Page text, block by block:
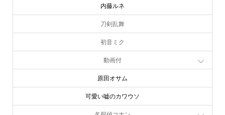
刀剣乱舞
初音ミク
動画付
原田オサム
可愛い嘘のカワウソ
名探偵コナン
online store company info contact us share me!